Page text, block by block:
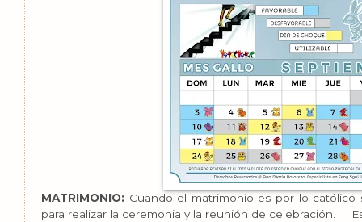
MATRIMONIO: Cuando el matrimonio es por lo
para realizar la ceremonia y la reunión de celebración.